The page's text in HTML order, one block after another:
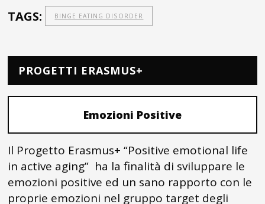
TAGS: BINGE EATING DISORDER
PROGETTI ERASMUS+
Emozioni Positive
Il Progetto Erasmus+ “Positive emotional life
in active aging” ha la finalità di sviluppare le
emozioni positive ed un sano rapporto con le
proprie emozioni nel gruppo target degli